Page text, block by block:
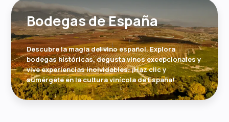
Bodegas de España
Descubre la magia del vino español. Explora
bodegas históricas, degusta vinos excepcionales y
vive experiencias inolvidables. ¡Haz clic y
sumérgete en la cultura vinícola de España!